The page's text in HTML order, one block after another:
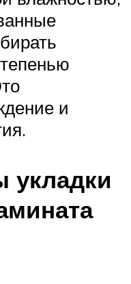
и
укладки